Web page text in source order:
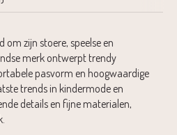
om zijn stoere, speelse en
merk ontwerpt trendy
pasvorm en hoogwaardige
trends in kindermode en
details en fijne materialen,